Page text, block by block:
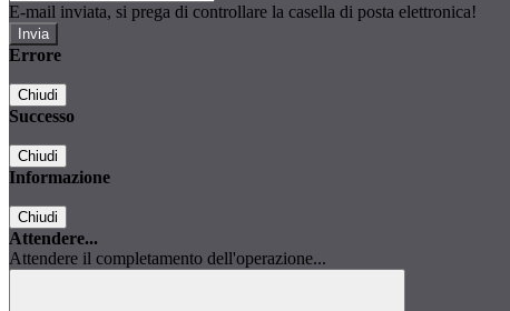
E-mail inviata, si prega di controllare la casella di posta elettronica!
Errore
Chiudi
Successo
Chiudi
Informazione
Chiudi
Attendere...
Attendere il completamento dell'operazione...